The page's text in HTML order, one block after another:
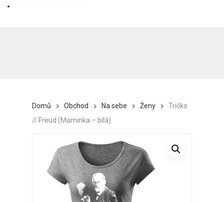
Domů Obchod Na sebe Ženy
Tričko
// Freud (Maminka – bílá)